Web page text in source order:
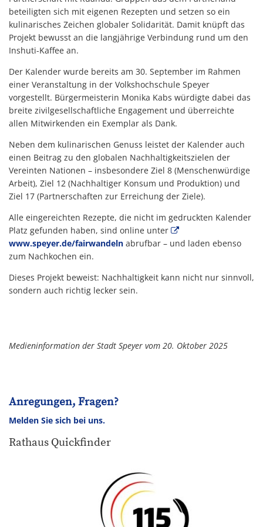
beteiligten sich mit eigenen Rezepten und setzen so ein
kulinarisches Zeichen globaler Solidarität. Damit knüpft das
Projekt bewusst an die langjährige Verbindung rund um den
Inshuti-Kaffee an.
Der Kalender wurde bereits am 30. September im Rahmen
einer Veranstaltung in der Volkshochschule Speyer
vorgestellt. Bürgermeisterin Monika Kabs würdigte dabei das
breite zivilgesellschaftliche Engagement und überreichte
allen Mitwirkenden ein Exemplar als Dank.
Neben dem kulinarischen Genuss leistet der Kalender auch
einen Beitrag zu den globalen Nachhaltigkeitszielen der
Vereinten Nationen – insbesondere Ziel 8 (Menschenwürdige
Arbeit), Ziel 12 (Nachhaltiger Konsum und Produktion) und
Ziel 17 (Partnerschaften zur Erreichung der Ziele).
Alle eingereichten Rezepte, die nicht im gedruckten Kalender
Platz gefunden haben, sind online unter
www.speyer.de/fairwandeln abrufbar – und laden ebenso
zum Nachkochen ein.
Dieses Projekt beweist: Nachhaltigkeit kann nicht nur sinnvoll,
sondern auch richtig lecker sein.
Medieninformation der Stadt Speyer vom 20. Oktober 2025
Anregungen, Fragen?
Melden Sie sich bei uns.
Rathaus Quickfinder